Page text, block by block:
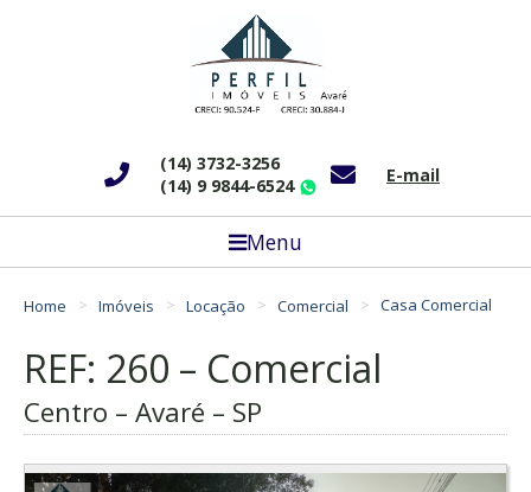
(14) 3732-3256
(14) 9 9844-6524
WhatsApp
E-mail
Menu
Home Imóveis Locação Comercial Casa Comercial
REF: 260 – Comercial
Centro – Avaré – SP